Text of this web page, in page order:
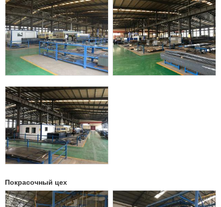
Покрасочный цех